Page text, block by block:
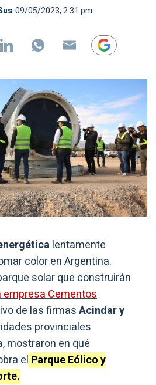
09/05/2023, 2:31 pm
lentamente
color en Argentina.
solar que construirán
empresa Cementos
de las firmasAcindar y
provinciales
mostraron en qué
el Parque Eólico y